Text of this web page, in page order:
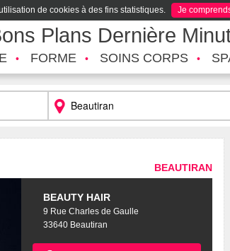
de cookies à des fins statistiques. Je
Plans Dernière
FORME SOINS CORPS
BEAUTIRAN
BEAUTY HAIR
9 Rue Charles de Gaulle
33640 Beautiran